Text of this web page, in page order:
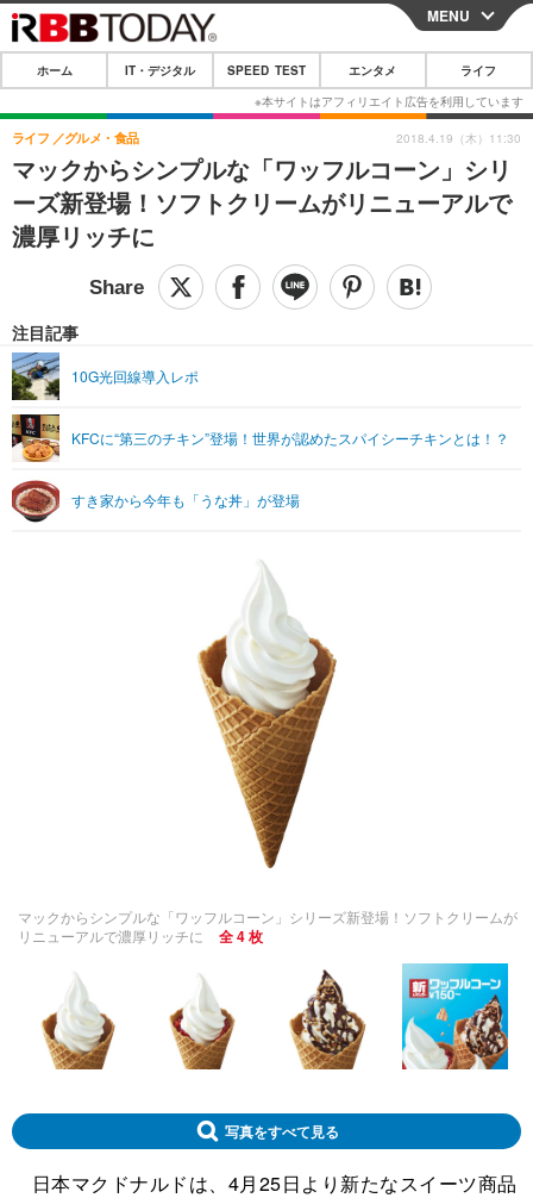
CLOSE
ホーム
IT・デジタル
IT・デジタルTOP スマートフォン
ネタ
ショッピング その他
SPEED TEST
エンタメ
エンタメTOP 映画・ドラマ
音楽
ペット
リリース一覧
プッシュ通知の停止方法
MENU
ホーム IT・デジタル SPEED TEST エンタメ ライフ
マックからシンプルな「ワッフルコーン」シリ
ーズ新登場！ソフトクリームがリニューアルで
濃厚リッチに
ライフ グルメ・食品
注目記事
10G光回線導入レポ
KFCに“第三のチキン”登場！世界が認めたスパイシーチキンとは！？
すき家から今年も「うな丼」が登場
2018.4.19（木）11:30
マックからシンプルな「ワッフルコーン」シリーズ新登場！ソフトクリームが
リニューアルで濃厚リッチに
全 4 枚
写真をすべて見る
日本マクドナルドは、4月25日より新たなスイーツ商品